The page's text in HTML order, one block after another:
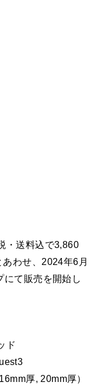
・送料込で3,860
わせ、2024年6月
にて販売を開始し
ド
厚, 20mm厚）